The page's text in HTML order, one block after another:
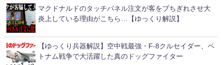
マクドナルドのタッチパネル注文が客をブちぎれさせ大
炎上している理由がこちら…【ゆっくり解説】
【ゆっくり兵器解説】空中戦最強・F-8クルセイダー、ベ
トナム戦争で大活躍した真のドッグファイター